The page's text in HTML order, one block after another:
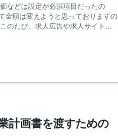
金額は変えようと思っておりますの
だきました。 求職者の方
うか。自分の能力やキャラクター
、一般的に見ると何をやるのか、
事と条件をより良い形でわかりや
計画書を渡すための